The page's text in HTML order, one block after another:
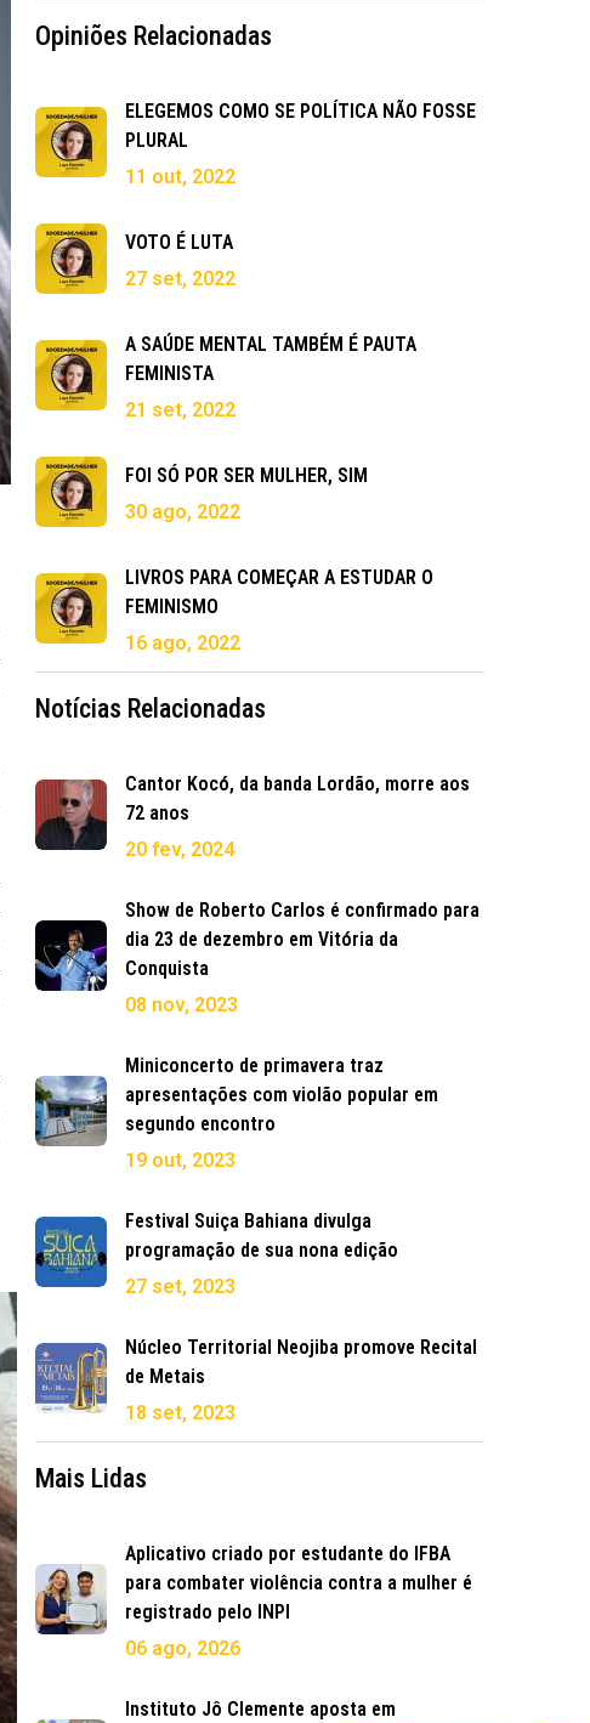
Opiniões Relacionadas
ELEGEMOS COMO SE POLÍTICA NÃO FOSSE
PLURAL
11 out, 2022
VOTO É LUTA
27 set, 2022
A SAÚDE MENTAL TAMBÉM É PAUTA
FEMINISTA
21 set, 2022
FOI SÓ POR SER MULHER, SIM
30 ago, 2022
LIVROS PARA COMEÇAR A ESTUDAR O
FEMINISMO
16 ago, 2022
Notícias Relacionadas
Cantor Kocó, da banda Lordão, morre aos
72 anos
20 fev, 2024
Show de Roberto Carlos é confirmado para
dia 23 de dezembro em Vitória da
Conquista
08 nov, 2023
Miniconcerto de primavera traz
apresentações com violão popular em
segundo encontro
19 out, 2023
Festival Suiça Bahiana divulga
programação de sua nona edição
27 set, 2023
Núcleo Territorial Neojiba promove Recital
de Metais
18 set, 2023
Mais Lidas
Aplicativo criado por estudante do IFBA
para combater violência contra a mulher é
registrado pelo INPI
06 ago, 2026
Instituto Jô Clemente aposta em